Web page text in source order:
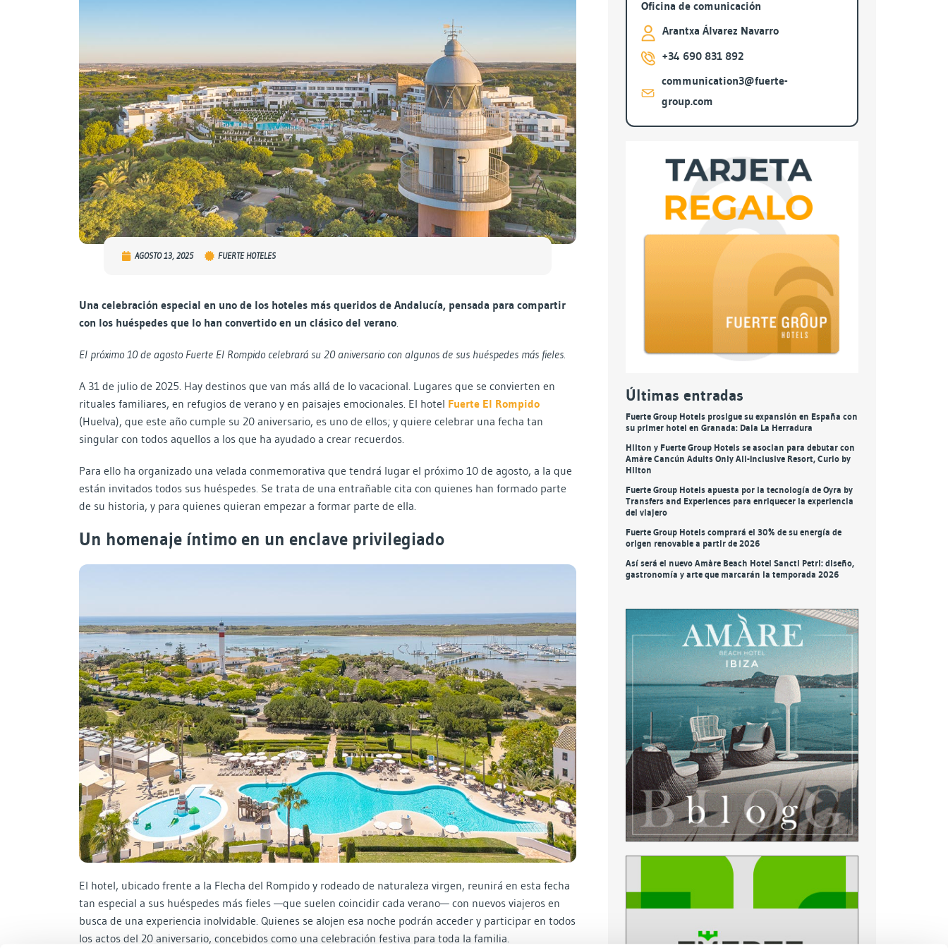
AGOSTO 13, 2025 FUERTE HOTELES
Una celebración especial en uno de los hoteles más queridos de Andalucía, pensada para compartir
con los huéspedes que lo han convertido en un clásico del verano
El próximo 10 de agosto Fuerte El Rompido celebrará su 20 aniversario con algunos de sus huéspedes más fieles
A 31 de julio de 2025. Hay destinos que van más allá de lo vacacional. Lugares que se convierten en
rituales familiares, en refugios de verano y en paisajes emocionales. El hotel Fuerte El Rompido
(Huelva), que este año cumple su 20 aniversario, es uno de ellos; y quiere celebrar una fecha tan
singular con todos aquellos a los que ha ayudado a crear recuerdos.
Para ello ha organizado una velada conmemorativa que tendrá lugar el próximo 10 de agosto, a la que
están invitados todos sus huéspedes. Se trata de una entrañable cita con quienes han formado parte
de su historia, y para quienes quieran empezar a formar parte de ella.
Un homenaje íntimo en un enclave privilegiado
El hotel, ubicado frente a la Flecha del Rompido y rodeado de naturaleza virgen, reunirá en esta fecha
tan especial a sus huéspedes más fieles —que suelen coincidir cada verano— con nuevos viajeros en
busca de una experiencia inolvidable. Quienes se alojen esa noche podrán acceder y participar en todos
los actos del 20 aniversario, concebidos como una celebración festiva para toda la familia.
Oficina de comunicación
Arantxa Álvarez Navarro
+34 690 831 892
communication3@fuerte-
group.com
Últimas entradas
Fuerte Group Hotels prosigue su expansión en España con
su primer hotel en Granada: Daia La Herradura
Hilton y Fuerte Group Hotels se asocian para debutar con
Amàre Cancún Adults Only All-Inclusive Resort, Curio by
Hilton
Fuerte Group Hotels apuesta por la tecnología de Oyra by
Transfers and Experiences para enriquecer la experiencia
del viajero
Fuerte Group Hotels comprará el 30% de su energía de
origen renovable a partir de 2026
Así será el nuevo Amàre Beach Hotel Sancti Petri: diseño,
gastronomía y arte que marcarán la temporada 2026